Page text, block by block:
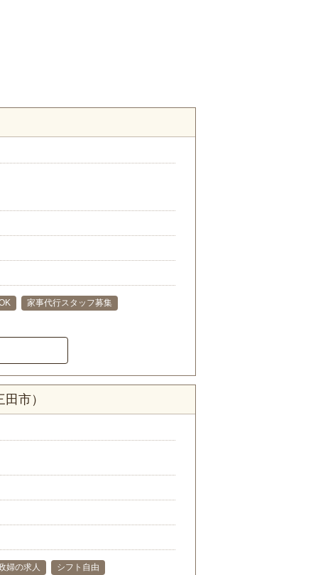
家事代行スタッフ募集
市）
婦の求人 シフト自由